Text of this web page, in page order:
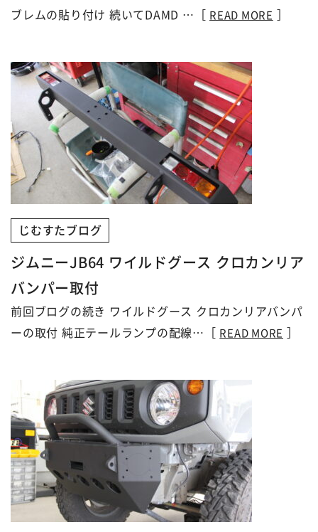
ブレムの貼り付け 続いてDAMD …［
READ MORE
じむすたブログ
ジムニーJB64 ワイルドグース クロカンリア
バンパー取付
前回ブログの続き ワイルドグース クロカンリアバンパ
ーの取付 純正テールランプの配線…［
READ MORE